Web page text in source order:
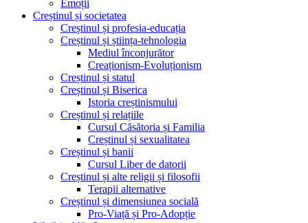
Emoții
Creștinul și societatea
Creștinul și profesia-educația
Creștinul și știința-tehnologia
Mediul înconjurător
Creaționism-Evoluționism
Creștinul și statul
Creștinul și Biserica
Istoria creștinismului
Creștinul și relațiile
Cursul Căsătoria și Familia
Creștinul și sexualitatea
Creștinul și banii
Cursul Liber de datorii
Creștinul și alte religii și filosofii
Terapii alternative
Creștinul și dimensiunea socială
Pro-Viață și Pro-Adopție